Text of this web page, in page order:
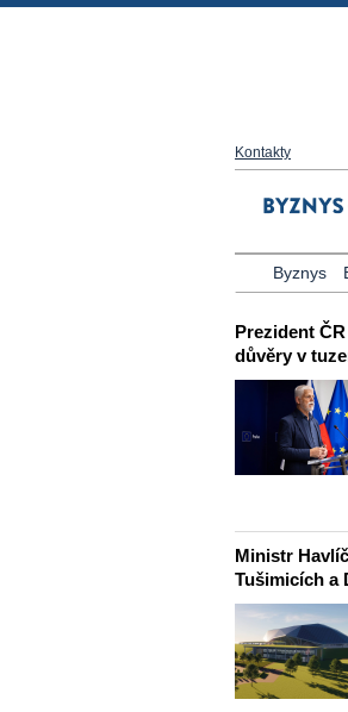
Kontakty
Byznys
Prezident
důvěry v
Ministr
Tušimicích a